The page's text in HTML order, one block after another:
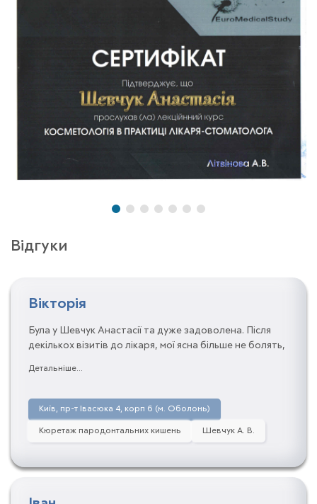
Відгуки
Вікторія
Була у Шевчук Анастасії та дуже задоволена. Після
декількох візитів до лікаря, мої ясна більше не болять,
рекомендую!
Детальніше...
Київ, пр-т Івасюка 4, корп 6 (м. Оболонь)
Кюретаж пародонтальних кишень Шевчук А. В.